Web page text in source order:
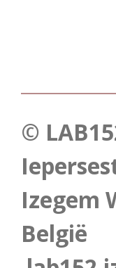
©
Izegem
België